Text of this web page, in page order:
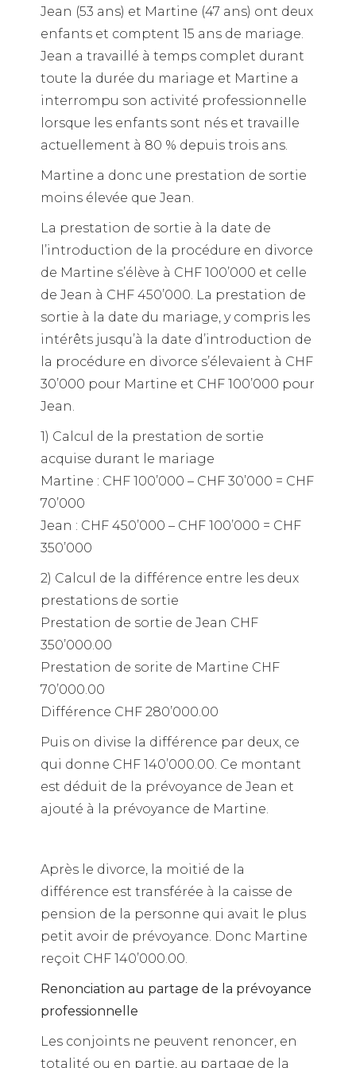
Jean (53 ans) et Martine (47 ans) ont deux
enfants et comptent 15 ans de mariage.
Jean a travaillé à temps complet durant
toute la durée du mariage et Martine a
interrompu son activité professionnelle
lorsque les enfants sont nés et travaille
actuellement à 80 % depuis trois ans.
Martine a donc une prestation de sortie
moins élevée que Jean.
La prestation de sortie à la date de
l’introduction de la procédure en divorce
de Martine s’élève à CHF 100’000 et celle
de Jean à CHF 450’000. La prestation de
sortie à la date du mariage, y compris les
intérêts jusqu’à la date d’introduction de
la procédure en divorce s’élevaient à CHF
30’000 pour Martine et CHF 100’000 pour
Jean.
1) Calcul de la prestation de sortie
acquise durant le mariage
Martine : CHF 100’000 – CHF 30’000 = CHF
70’000
Jean : CHF 450’000 – CHF 100’000 = CHF
350’000
2) Calcul de la différence entre les deux
prestations de sortie
Prestation de sortie de Jean CHF
350’000.00
Prestation de sorite de Martine CHF
70’000.00
Différence CHF 280’000.00
Puis on divise la différence par deux, ce
qui donne CHF 140’000.00. Ce montant
est déduit de la prévoyance de Jean et
ajouté à la prévoyance de Martine.
Après le divorce, la moitié de la
différence est transférée à la caisse de
pension de la personne qui avait le plus
petit avoir de prévoyance. Donc Martine
reçoit CHF 140’000.00.
Renonciation au partage de la prévoyance
professionnelle
Les conjoints ne peuvent renoncer, en
totalité ou en partie, au partage de la